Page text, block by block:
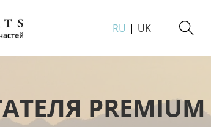
RU UK
PREMIUM